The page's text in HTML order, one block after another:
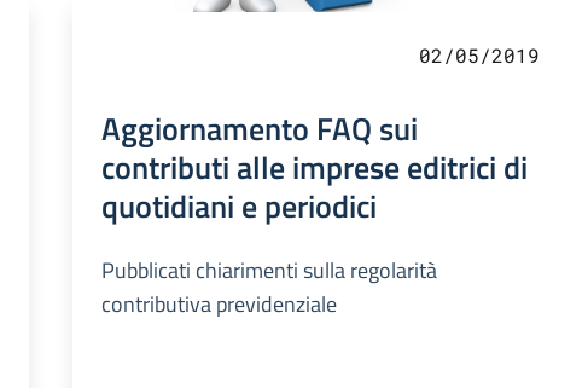
02/05/2019
Aggiornamento FAQ sui
contributi alle imprese editrici di
quotidiani e periodici
Pubblicati chiarimenti sulla regolarità
contributiva previdenziale